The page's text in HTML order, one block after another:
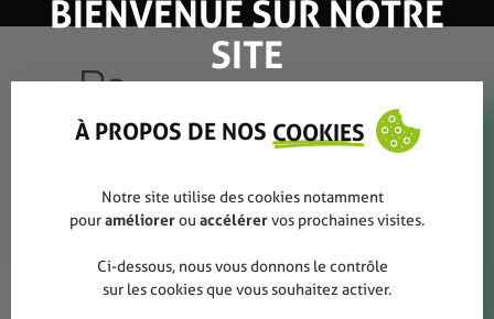
Qui sommes-nous ?
Rapports annuels
Contact
Presse
BIENVENUE SUR NOTRE
SITE
À PROPOS DE NOS COOKIES
Notre site utilise des cookies notamment
pouraméliorerou accélérervos prochaines visites.
Ci-dessous, nous vous donnons le contrôle
sur les cookies que vous souhaitez activer.